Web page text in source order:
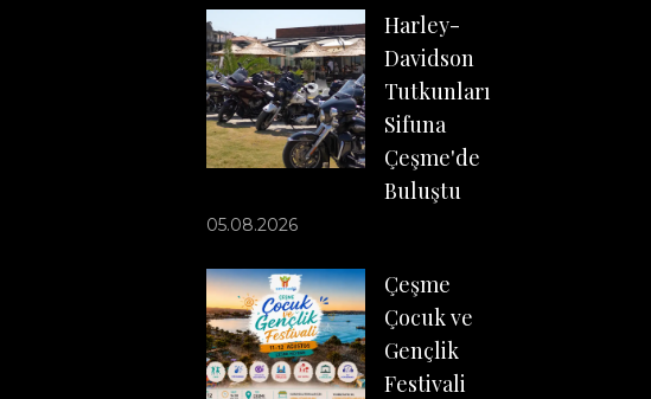
Harley-
Davidson
Tutkunları
Sifuna
Çeşme'de
Buluştu
05.08.2026
Çeşme
Çocuk ve
Gençlik
Festivali